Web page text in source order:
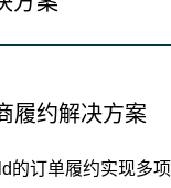
履约解决方案
的订单履约实现多项